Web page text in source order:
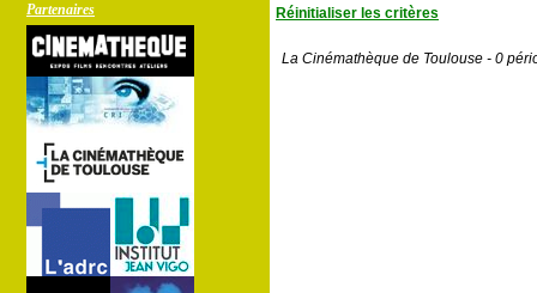
Partenaires
Réinitialiser les critères
La Cinémathèque de Toulouse - 0